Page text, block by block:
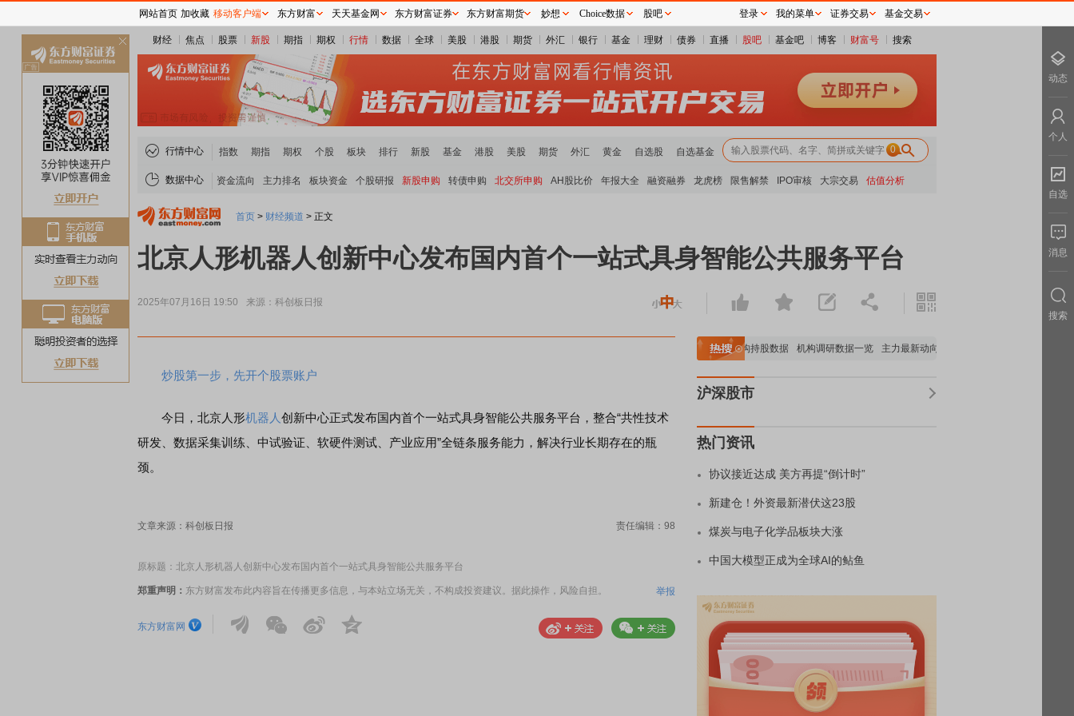
财经 焦点 股票 新股 期指 期权 行情 数据 全球 美股 港股 期货 外汇 银行 基金 理财 债券 直播 股吧 基金吧 博客 财富号 搜索
行情中心 指数 期指 期权 个股 板块 排行 新股 基金 港股 美股 期货 外汇 黄金 自选股 自选基金 0
数据中心 资金流向 主力排名 板块资金 个股研报 新股申购 转债申购 北交所申购 AH股比价 年报大全 融资融券 龙虎榜 限售解禁 IPO审核 大宗交易 估值分析
首页 > 财经频道 > 正文
北京人形机器人创新中心发布国内首个一站式具身智能公共服务平台
2025年07月16日 19:50 来源：科创板日报
炒股第一步，先开个股票账户
今日，北京人形机器人 创新中心正式发布国内首个一站式具身智能公共服务平台，整合“共性技术
研发、数据采集训练、中试验证、软硬件测试、产业应用”全链条服务能力，解决行业长期存在的瓶
颈。
文章来源：科创板日报 责任编辑：98
原标题：北京人形机器人创新中心发布国内首个一站式具身智能公共服务平台
郑重声明： 东方财富发布此内容旨在传播更多信息，与本站立场无关，不构成投资建议。据此操作，风险自担。 举报
东方财富网
重要机构持股数据 机构调研数据一览 主力最新动向
沪深股市
热门资讯
协议接近达成 美方再提“倒计时”
新建仓！外资最新潜伏这23股
煤炭与电子化学品板块大涨
中国大模型正成为全球AI的鲇鱼
网站首页 加收藏 移动客户端 东方财富 天天基金网 东方财富证券 东方财富期货 妙想 Choice数据 股吧 登录 我的菜单 证券交易 基金交易
动态
个人
自选
消息
搜索
关